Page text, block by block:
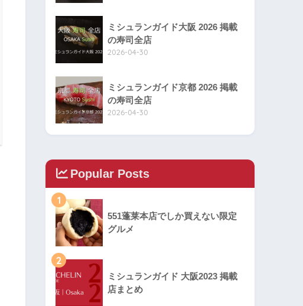
ミシュランガイド大阪 2026 掲載
の寿司全店
2026-04-30
ミシュランガイド京都 2026 掲載
の寿司全店
2026-04-30
Popular Posts
1
551蓬莱本店でしか買えない限定
グルメ
2
ミシュランガイド 大阪2023 掲載
店まとめ